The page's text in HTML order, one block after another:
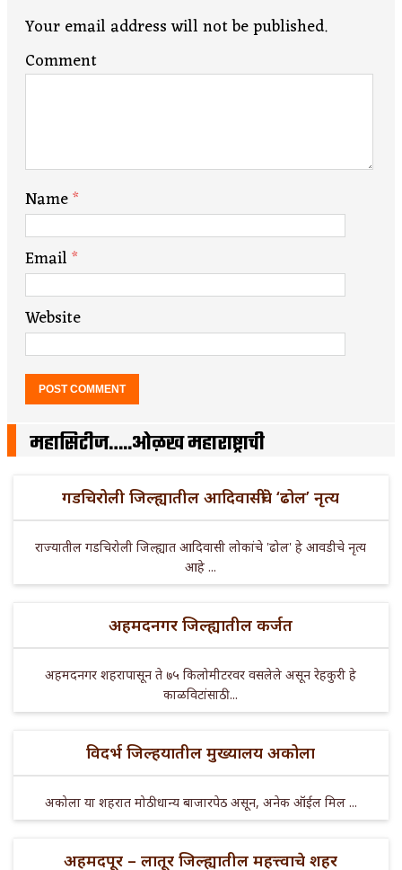
Your email address will not be published.
Comment
Name*
Email*
Website
महासिटीज…..ओळख महाराष्ट्राची
गडचिरोली जिल्ह्यातील आदिवासींचे ‘ढोल’ नृत्य
राज्यातील गडचिरोली जिल्ह्यात आदिवासी लोकांचे 'ढोल' हे आवडीचे नृत्य
आहे ...
अहमदनगर जिल्ह्यातील कर्जत
अहमदनगर शहरापासून ते ७५ किलोमीटरवर वसलेले असून रेहकुरी हे
काळविटांसाठी ...
विदर्भ जिल्हयातील मुख्यालय अकोला
अकोला या शहरात मोठी धान्य बाजारपेठ असून, अनेक ऑईल मिल ...
अहमदपूर – लातूर जिल्ह्यातील महत्त्वाचे शहर